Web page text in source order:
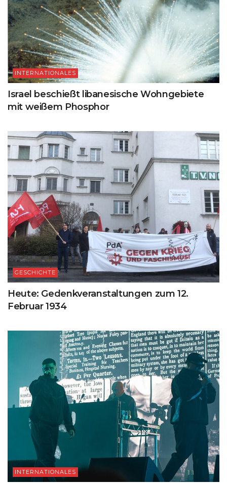
INTERNATIONALES
Israel beschießt libanesische Wohngebiete
mit weißem Phosphor
GESCHICHTE
Heute: Gedenkveranstaltungen zum 12.
Februar 1934
INTERNATIONALES